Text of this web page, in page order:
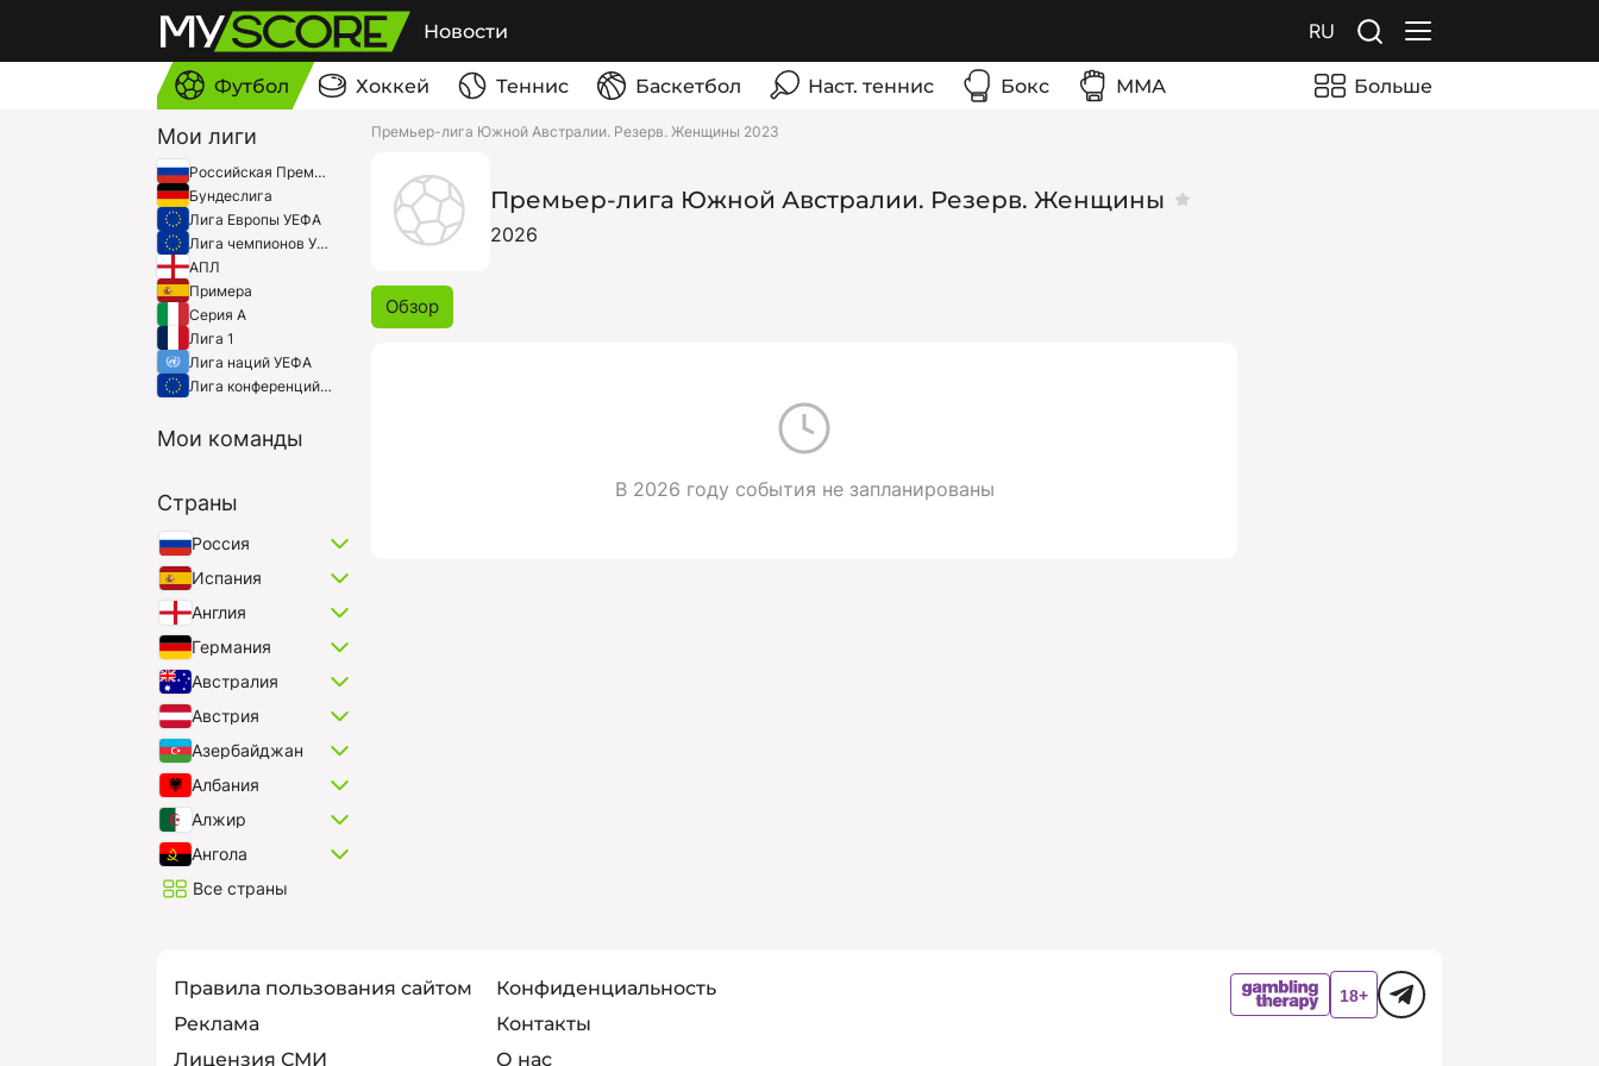
Новости RU
Футбол Хоккей Теннис Баскетбол Наст. теннис Бокс ММА Больше
Мои лиги
Российская Премьер-Лига
Бундеслига
Лига Европы УЕФА
Лига чемпионов УЕФА
АПЛ
Примера
Серия A
Лига 1
Лига наций УЕФА
Лига конференций УЕФА
Мои команды
Страны
Россия
Испания
Англия
Германия
Австралия
Австрия
Азербайджан
Албания
Алжир
Ангола
Все страны
Премьер-лига Южной Австралии. Резерв. Женщины 2023
Премьер-лига Южной Австралии. Резерв. Женщины
2026
Обзор
В 2026 году события не запланированы
Правила пользования сайтом
Конфиденциальность
Реклама
Контакты
Лицензия СМИ
О нас